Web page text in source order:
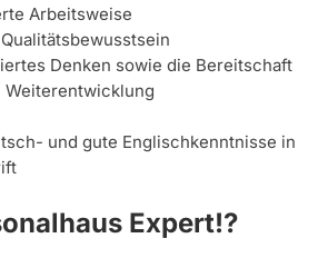
Arbeitsweise
Denken sowie die Bereitschaft
und gute Englischkenntnisse in
Expert!?